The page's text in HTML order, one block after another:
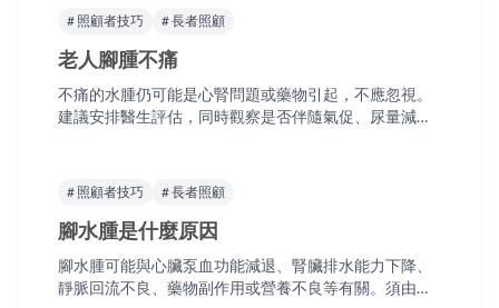
# 照顧者技巧 # 長者照顧
老人腳腫不痛
不痛的水腫仍可能是心腎問題或藥物引起，不應忽視。
建議安排醫生評估，同時觀察是否伴隨氣促、尿量減少
# 照顧者技巧 # 長者照顧
腳水腫是什麼原因
腳水腫可能與心臟泵血功能減退、腎臟排水能力下降、
靜脈回流不良、藥物副作用或營養不良等有關。須由醫